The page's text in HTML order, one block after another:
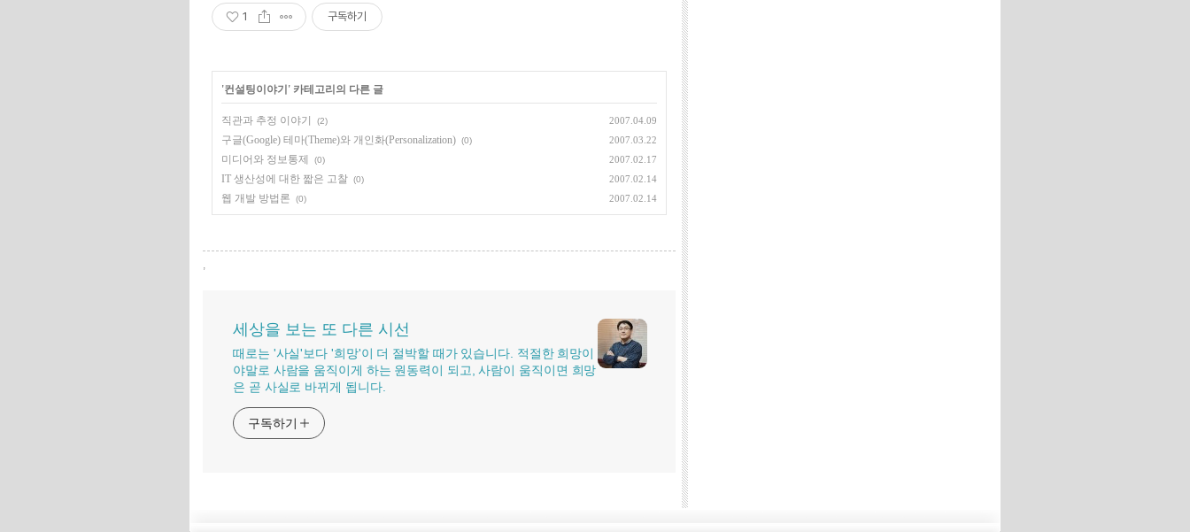
1 구독하기
'컨설팅이야기 ' 카테고리의 다른 글
직관과 추정 이야기 (2) 2007.04.09
구글(Google) 테마(Theme)와 개인화(Personalization) (0) 2007.03.22
미디어와 정보통제 (0) 2007.02.17
IT 생산성에 대한 짧은 고찰 (0) 2007.02.14
웹 개발 방법론 (0) 2007.02.14
,
세상을 보는 또 다른 시선
때로는 '사실'보다 '희망'이 더 절박할 때가 있습니다. 적절한 희망이
야말로 사람을 움직이게 하는 원동력이 되고, 사람이 움직이면 희망
은 곧 사실로 바뀌게 됩니다.
구독하기